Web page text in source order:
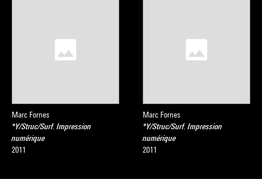
Marc Fornes
*Y/Struc/Surf. Impression
numérique
2011
Marc Fornes
*Y/Struc/Surf. Impression
numérique
2011